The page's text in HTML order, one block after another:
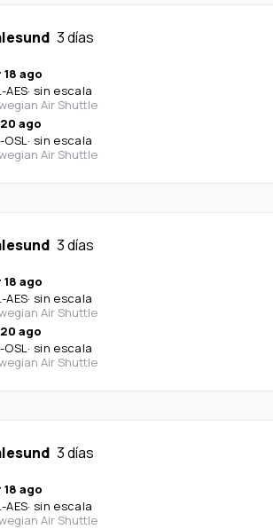
3 días
18 ago
-AES· sin escala
Air Shuttle
ago
-OSL· sin escala
Air Shuttle
3 días
18 ago
-AES· sin escala
Air Shuttle
ago
-OSL· sin escala
Air Shuttle
3 días
18 ago
-AES· sin escala
Air Shuttle